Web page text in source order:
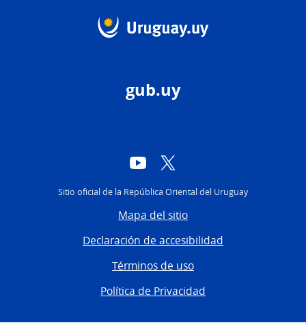
gub.uy
YouTube
Sitio oficial de la República Oriental del Uruguay
Mapa del sitio
Declaración de accesibilidad
Términos de uso
Política de Privacidad